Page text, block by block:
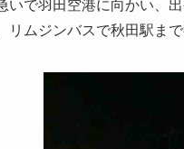
いで羽田空港に向かい、
リムジンバスで秋田駅ま